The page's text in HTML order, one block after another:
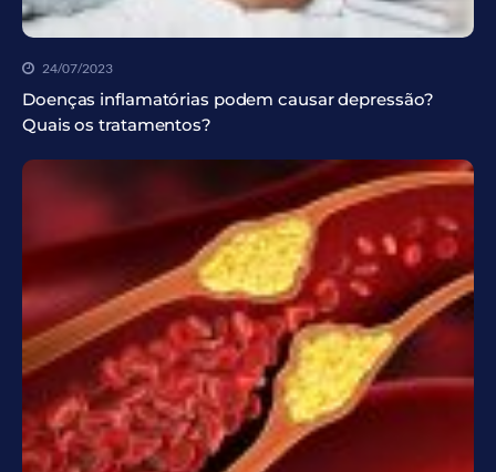
24/07/2023
Doenças inflamatórias podem causar depressão?
Quais os tratamentos?